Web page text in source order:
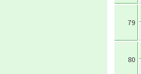
79
80